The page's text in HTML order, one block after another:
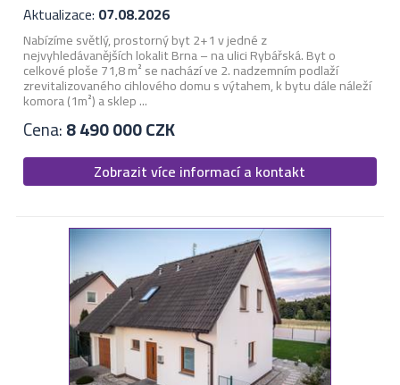
Aktualizace: 07.08.2026
Nabízíme světlý, prostorný byt 2+1 v jedné z
nejvyhledávanějších lokalit Brna – na ulici Rybářská. Byt o
celkové ploše 71,8 m² se nachází ve 2. nadzemním podlaží
zrevitalizovaného cihlového domu s výtahem, k bytu dále náleží
komora (1m²) a sklep ...
Cena:8 490 000 CZK
Zobrazit více informací a kontakt